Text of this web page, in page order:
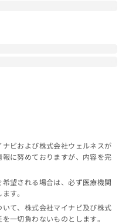
ビおよび株式会社ウェルネスが
に努めておりますが、内容を完
望される場合は、必ず医療機関
す。
て、株式会社マイナビ及び株式
一切負わないものとします。